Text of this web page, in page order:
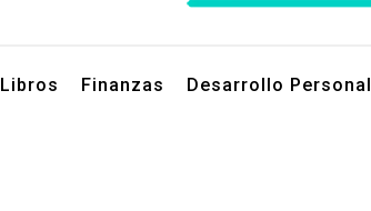
Libros Finanzas Desarrollo Personal